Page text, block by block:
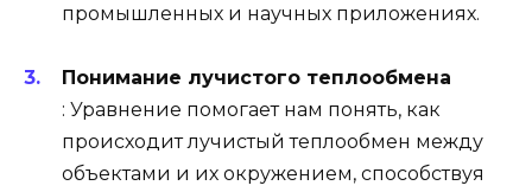
промышленных и научных приложениях.
Понимание лучистого теплообмена
: Уравнение помогает нам понять, как
происходит лучистый теплообмен между
объектами и их окружением, способствуя